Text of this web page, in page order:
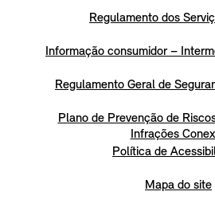
Regulamento dos
Informação consumidor –
Regulamento Geral de
Plano de Prevenção de
Infrações
Política de
Mapa do site